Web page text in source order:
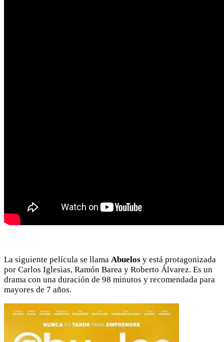
La siguiente película se llama Abuelos y está protagonizada
por Carlos Iglesias, Ramón Barea y Roberto Álvarez. Es un
drama con una duración de 98 minutos y recomendada para
mayores de 7 años.